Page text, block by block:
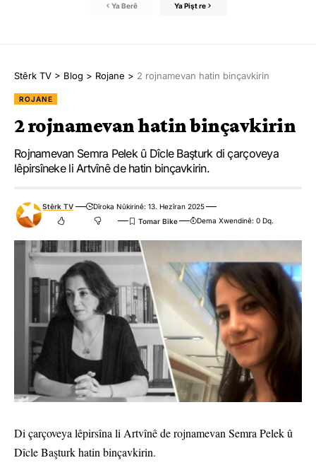
Ya Berê Ya Pişt re
Stêrk TV > Blog > Rojane > 2 rojnamevan hatin binçavkirin
ROJANE
2 rojnamevan hatin binçavkirin
Rojnamevan Semra Pelek û Dîcle Başturk di çarçoveya
lêpirsîneke li Artvînê de hatin binçavkirin.
Stêrk TV
Dîroka Nûkirinê: 13. Hezîran 2025
Dema Xwendinê: 0 Dq.
Di çarçoveya lêpirsîna li Artvînê de rojnamevan Semra Pelek û
Dîcle Başturk hatin binçavkirin.